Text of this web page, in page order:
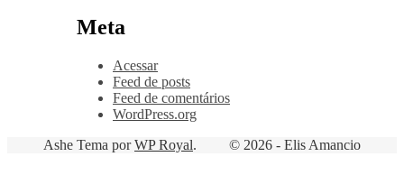
Meta
Acessar
Feed de posts
Feed de comentários
WordPress.org
© 2026 - Elis Amancio
Ashe Tema porWP Royal.